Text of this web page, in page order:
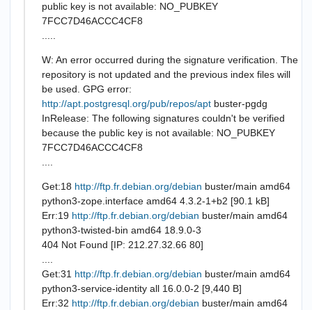
public key is not available: NO_PUBKEY
7FCC7D46ACCC4CF8
.....
W: An error occurred during the signature verification. The
repository is not updated and the previous index files will
be used. GPG error:
http://apt.postgresql.org/pub/repos/apt buster-pgdg
InRelease: The following signatures couldn't be verified
because the public key is not available: NO_PUBKEY
7FCC7D46ACCC4CF8
....
Get:18 http://ftp.fr.debian.org/debian buster/main amd64
python3-zope.interface amd64 4.3.2-1+b2 [90.1 kB]
Err:19 http://ftp.fr.debian.org/debian buster/main amd64
python3-twisted-bin amd64 18.9.0-3
404 Not Found [IP: 212.27.32.66 80]
....
Get:31 http://ftp.fr.debian.org/debian buster/main amd64
python3-service-identity all 16.0.0-2 [9,440 B]
Err:32 http://ftp.fr.debian.org/debian buster/main amd64